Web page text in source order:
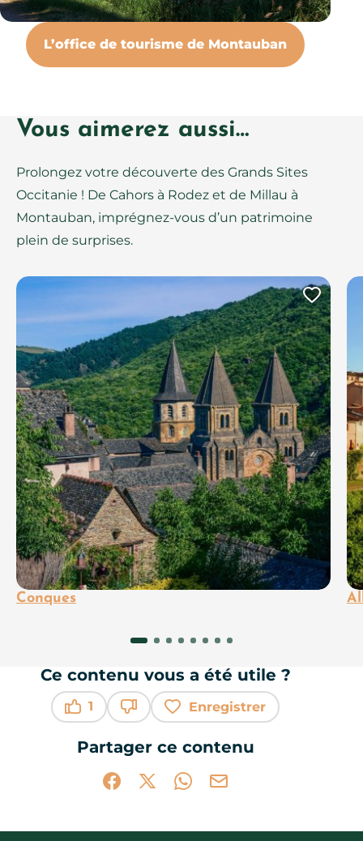
L’office de tourisme de Montauban
Vous aimerez aussi…
Prolongez votre découverte des Grands Sites
Occitanie ! De Cahors à Rodez et de Millau à
Montauban, imprégnez-vous d’un patrimoine
plein de surprises.
Conques
Ce contenu vous a été utile ?
1
Enregistrer
Partager ce contenu
Partager sur Facebook (nouvelle
Partager sur X / Twitter (nouvelle
Partager sur WhatsApp
Partager par mail